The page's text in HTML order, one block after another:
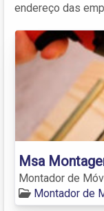
endereço das
Msa
Montador de
Montador de